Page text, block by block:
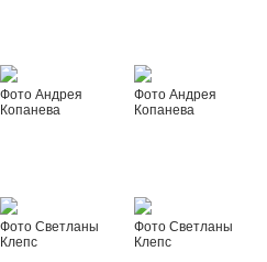
Фото Андрея
Копанева
Фото Андрея
Копанева
Фото Светланы
Клепс
Фото Светланы
Клепс